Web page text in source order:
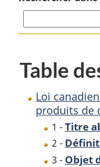
Table
Loi
produits de
1 -Titre
2 -
3 - Objet